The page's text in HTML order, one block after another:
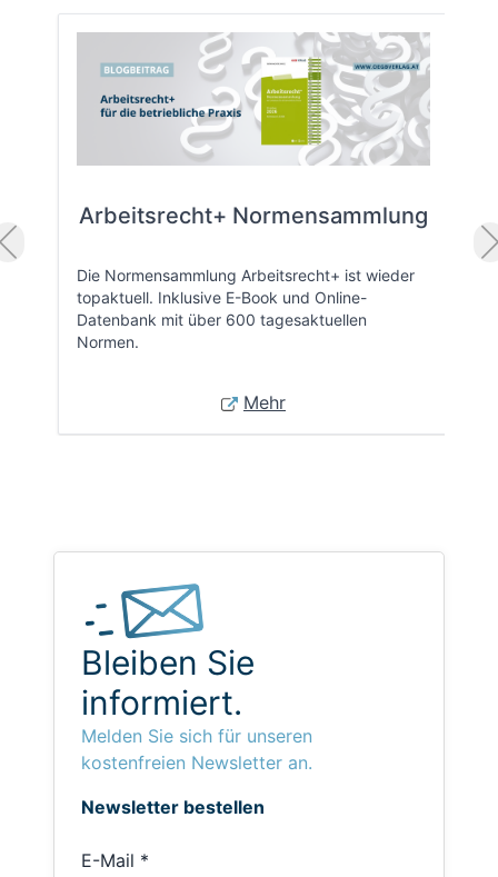
Arbeitsrecht+ Normensammlung
Die Normensammlung Arbeitsrecht+ ist wieder
topaktuell. Inklusive E-Book und Online-
Datenbank mit über 600 tagesaktuellen
Normen.
Mehr
Bleiben Sie
informiert.
Melden Sie sich für unseren
kostenfreien Newsletter an.